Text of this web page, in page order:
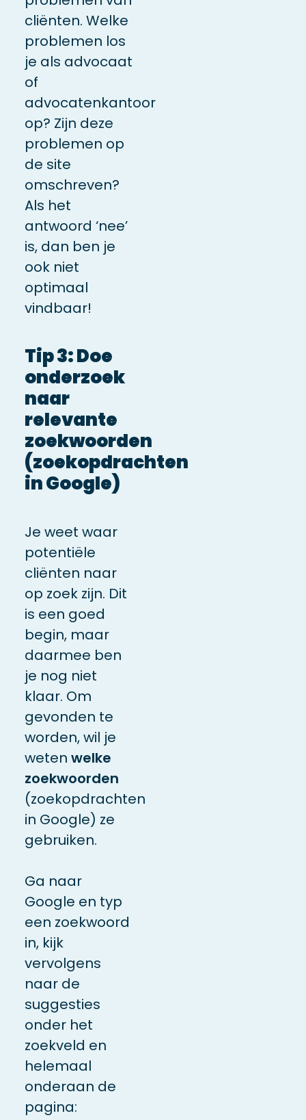
cliënten. Welke
problemen los
je als advocaat
of
advocatenkantoor
op? Zijn deze
problemen op
de site
omschreven?
Als het
antwoord ‘nee’
is, dan ben je
ook niet
optimaal
vindbaar!
Tip 3: Doe
onderzoek
naar
relevante
zoekwoorden
(zoekopdrachten
in Google)
Je weet waar
potentiële
cliënten naar
op zoek zijn. Dit
is een goed
begin, maar
daarmee ben
je nog niet
klaar. Om
gevonden te
worden,wil je
weten welke
zoekwoorden
(zoekopdrachten
in Google) ze
gebruiken.
Ga naar
Google en typ
een zoekwoord
in, kijk
vervolgens
naar de
suggesties
onder het
zoekveld en
helemaal
onderaan de
pagina: